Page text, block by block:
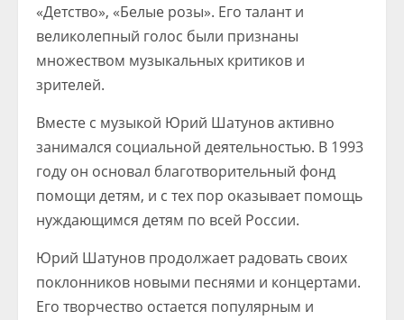
«Детство», «Белые розы». Его талант и
великолепный голос были признаны
множеством музыкальных критиков и
зрителей.
Вместе с музыкой Юрий Шатунов активно
занимался социальной деятельностью. В 1993
году он основал благотворительный фонд
помощи детям, и с тех пор оказывает помощь
нуждающимся детям по всей России.
Юрий Шатунов продолжает радовать своих
поклонников новыми песнями и концертами.
Его творчество остается популярным и